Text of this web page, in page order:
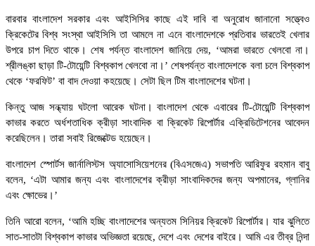
বারবার বাংলাদেশ সরকার এবং আইসিসির কাছে এই দাবি বা অনুরোধ জানানো সত্ত্বেও
ক্রিকেটের বিশ্ব সংস্থা আইসিসি তা আমলে না এনে বাংলাদেশকে প্রতিবার ভারতেই খেলার
উপরে চাপ দিতে থাকে। শেষ পর্যন্ত বাংলাদেশ জানিয়ে দেয়, ‘আমরা ভারতে খেলবো না।
শ্রীলঙ্কা ছাড়া টি-টোয়েন্টি বিশ্বকাপ খেলবো না।’ শেষপর্যন্ত বাংলাদেশকে বলা চলে বিশ্বকাপ
থেকে ‘ফরফিট’ বা বাদ দেওয়া কহয়েছে। সেটা ছিল টিম বাংলাদেশের ঘটনা।
কিন্তু আজ সন্ধ্যায় ঘটলো আরেক ঘটনা। বাংলাদেশ থেকে এবারের টি-টোয়েন্টি বিশ্বকাপ
কাভার করতে অর্ধশতাধিক ক্রীড়া সাংবাদিক বা ক্রিকেট রিপোর্টার এক্রিডিটেশনের আবেদন
করেছিলেন। তারা সবাই রিজেক্টেড হয়েছেন।
বাংলাদেশ স্পোর্টস জার্নালিস্টস অ্যাসোসিয়েশনের (বিএসজেএ) সভাপতি আরিফুর রহমান বাবু
বলেন, ‘এটা আমার জন্য এবং বাংলাদেশের ক্রীড়া সাংবাদিকদের জন্য অপমানের, গ্লানির
এবং ক্ষোভের।’
তিনি আরো বলেন, ‘আমি হচ্ছি বাংলাদেশের অন্যতম সিনিয়র ক্রিকেট রিপোর্টার। যার ঝুলিতে
সাত-সাতটা বিশ্বকাপ কাভার অভিজ্ঞতা রয়েছে, দেশে এবং দেশের বাইরে। আমি এর তীব্র নিন্দা